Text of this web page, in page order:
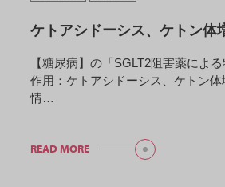
ケトアシドーシス、ケトン体
【糖尿病】の「SGLT2阻害薬によ
作用：ケトアシドーシス、ケトン体
情…
READ MORE